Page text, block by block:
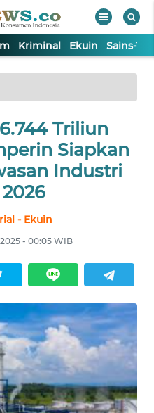
Kriminal Ekuin Sains-
Triliun
Siapkan
Industri
- Ekuin
- 00:05 WIB